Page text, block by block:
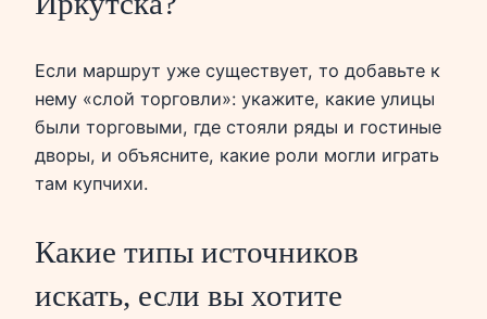
Если маршрут уже существует, то добавьте к
нему «слой торговли»: укажите, какие улицы
были торговыми, где стояли ряды и гостиные
дворы, и объясните, какие роли могли играть
там купчихи.
Какие типы источников
искать, если вы хотите